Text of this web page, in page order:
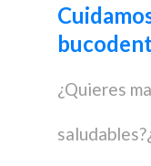
¿Quieres